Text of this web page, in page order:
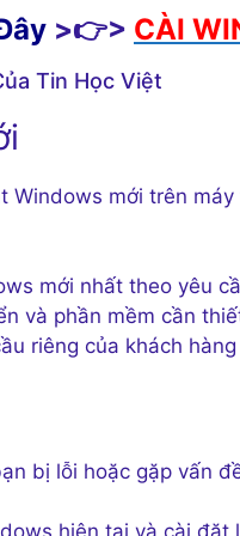
>👉> CÀI
Tin Học Việt
Windows mới trên
mới nhất theo yêu
và phần mềm cần
riêng của khách hàng
bị lỗi hoặc gặp vấn